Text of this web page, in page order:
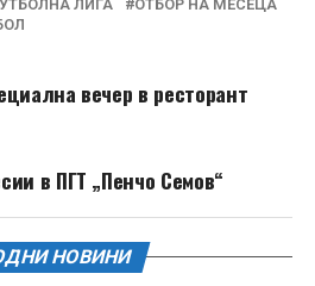
ЛИГА
ОТБОР НА МЕСЕЦА
вечер в ресторант
в ПГТ „Пенчо Семов“
НОВИНИ